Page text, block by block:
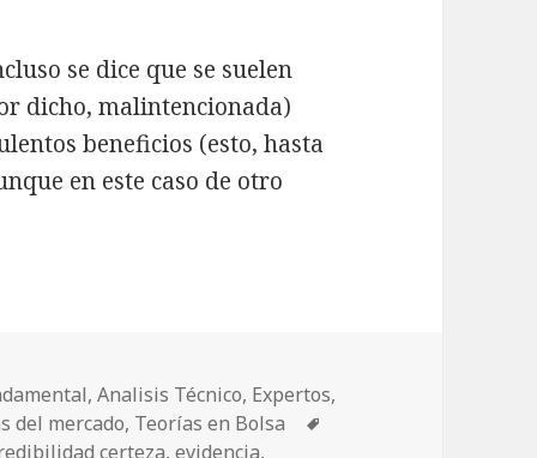
se dice que se suelen
dicho, malintencionada)
beneficios (esto, hasta
en este caso de otro
,Analisis Técnico, Expertos,
del mercado, Teorías en Bolsa
certeza,evidencia,